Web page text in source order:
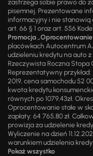
zastrzega sobie prawo do
pisemnej. Prezentowane
informacyjny i nie
art. 66 § 1 oraz art. 556
Promocja
placówkach Autocentrum
udzieleniu kredytu na auto
Rzeczywista Roczna Stopa
Reprezentatywny
2019, cena samochodu 52
kwota kredytu
równych po 1079,43zł.
Oprocentowanie stałe w
zapłaty: 64 765,80 zł.
prowizja za udzielenie
Wyliczenie na dzień
warunkiem udzielenia
Pokaż wszystko